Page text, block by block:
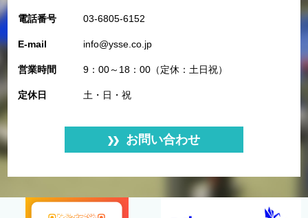
電話番号 03-6805-6152
E-mail info@ysse.co.jp
営業時間 9：00～18：00（定休：土日祝）
定休日 土・日・祝
お問い合わせ